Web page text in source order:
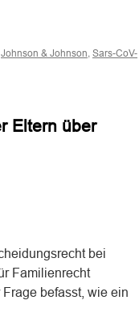
Johnson & Johnson, Sars-CoV-
Eltern über
bei
Familienrecht
befasst, wie ein